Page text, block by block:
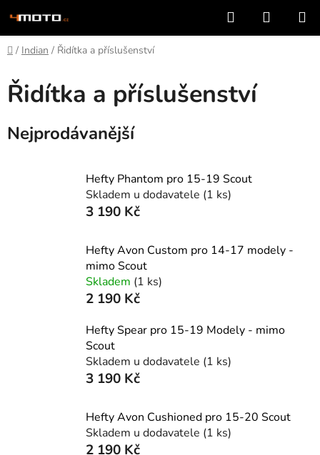
na
obsah
Hledat
KOŠÍK
Domů
/ Indian / Řidítka a příslušenství
Řidítka a příslušenství
Nejprodávanější
Hefty Phantom pro 15-19 Scout
Skladem u dodavatele (1 ks)
3 190 Kč
Hefty Avon Custom pro 14-17 modely -
mimo Scout
Skladem (1 ks)
2 190 Kč
Hefty Spear pro 15-19 Modely - mimo
Scout
Skladem u dodavatele (1 ks)
3 190 Kč
Hefty Avon Cushioned pro 15-20 Scout
Skladem u dodavatele (1 ks)
2 190 Kč